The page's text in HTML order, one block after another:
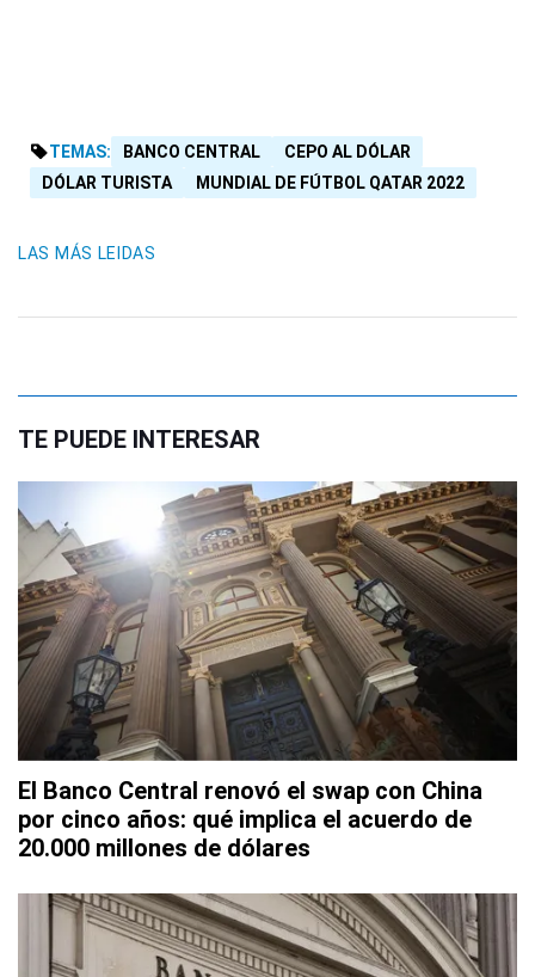
TEMAS: BANCO CENTRAL
CEPO AL DÓLAR
DÓLAR TURISTA
MUNDIAL DE FÚTBOL QATAR 2022
LAS MÁS LEIDAS
TE PUEDE INTERESAR
El Banco Central renovó el swap con China
por cinco años: qué implica el acuerdo de
20.000 millones de dólares